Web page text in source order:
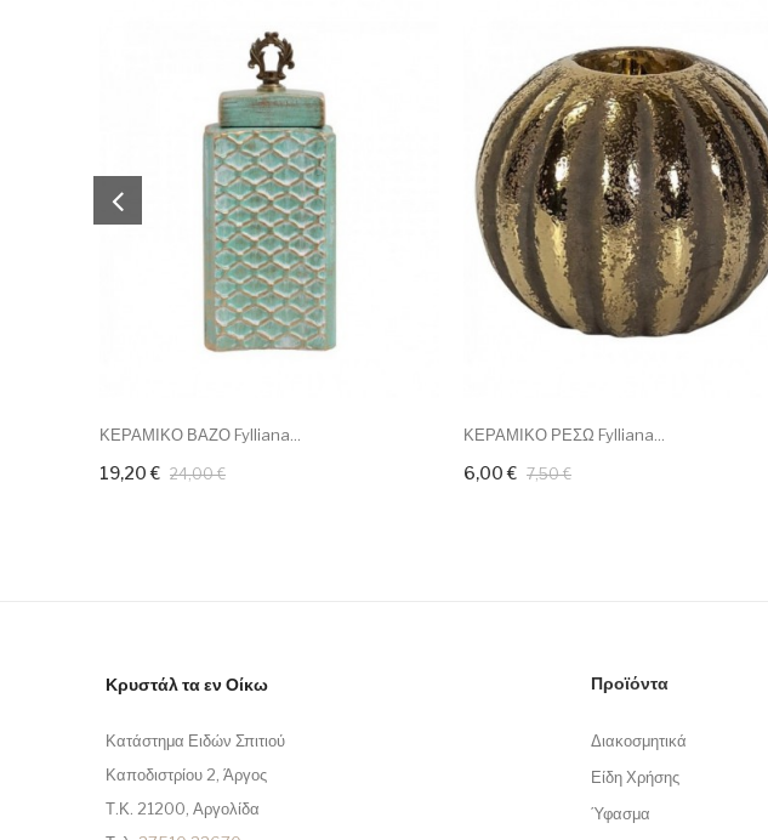
ΚΕΡΑΜΙΚΟ ΒΑΖΟ Fylliana...
19,20 € 24,00 €
ΚΕΡΑΜΙΚΟ ΡΕΣΩ Fylliana...
6,00 € 7,50 €
Κρυστάλ τα εν Οίκω
Κατάστημα Ειδών Σπιτιού
Καποδιστρίου 2, Άργος
Τ.Κ. 21200, Αργολίδα
Προϊόντα
Διακοσμητικά
Είδη Χρήσης
Ύφασμα